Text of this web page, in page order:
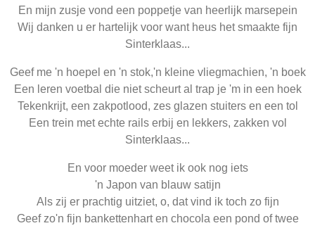
En mijn zusje vond een poppetje van heerlijk marsepein
Wij danken u er hartelijk voor want heus het smaakte fijn
Sinterklaas...
Geef me 'n hoepel en 'n stok,'n kleine vliegmachien, 'n boek
Een leren voetbal die niet scheurt al trap je 'm in een hoek
Tekenkrijt, een zakpotlood, zes glazen stuiters en een tol
Een trein met echte rails erbij en lekkers, zakken vol
Sinterklaas...
En voor moeder weet ik ook nog iets
'n Japon van blauw satijn
Als zij er prachtig uitziet, o, dat vind ik toch zo fijn
Geef zo'n fijn bankettenhart en chocola een pond of twee